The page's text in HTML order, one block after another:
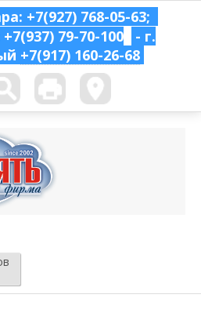
+7(927) 768-05-63;
79-70-100
- г.
+7(917) 160-26-68